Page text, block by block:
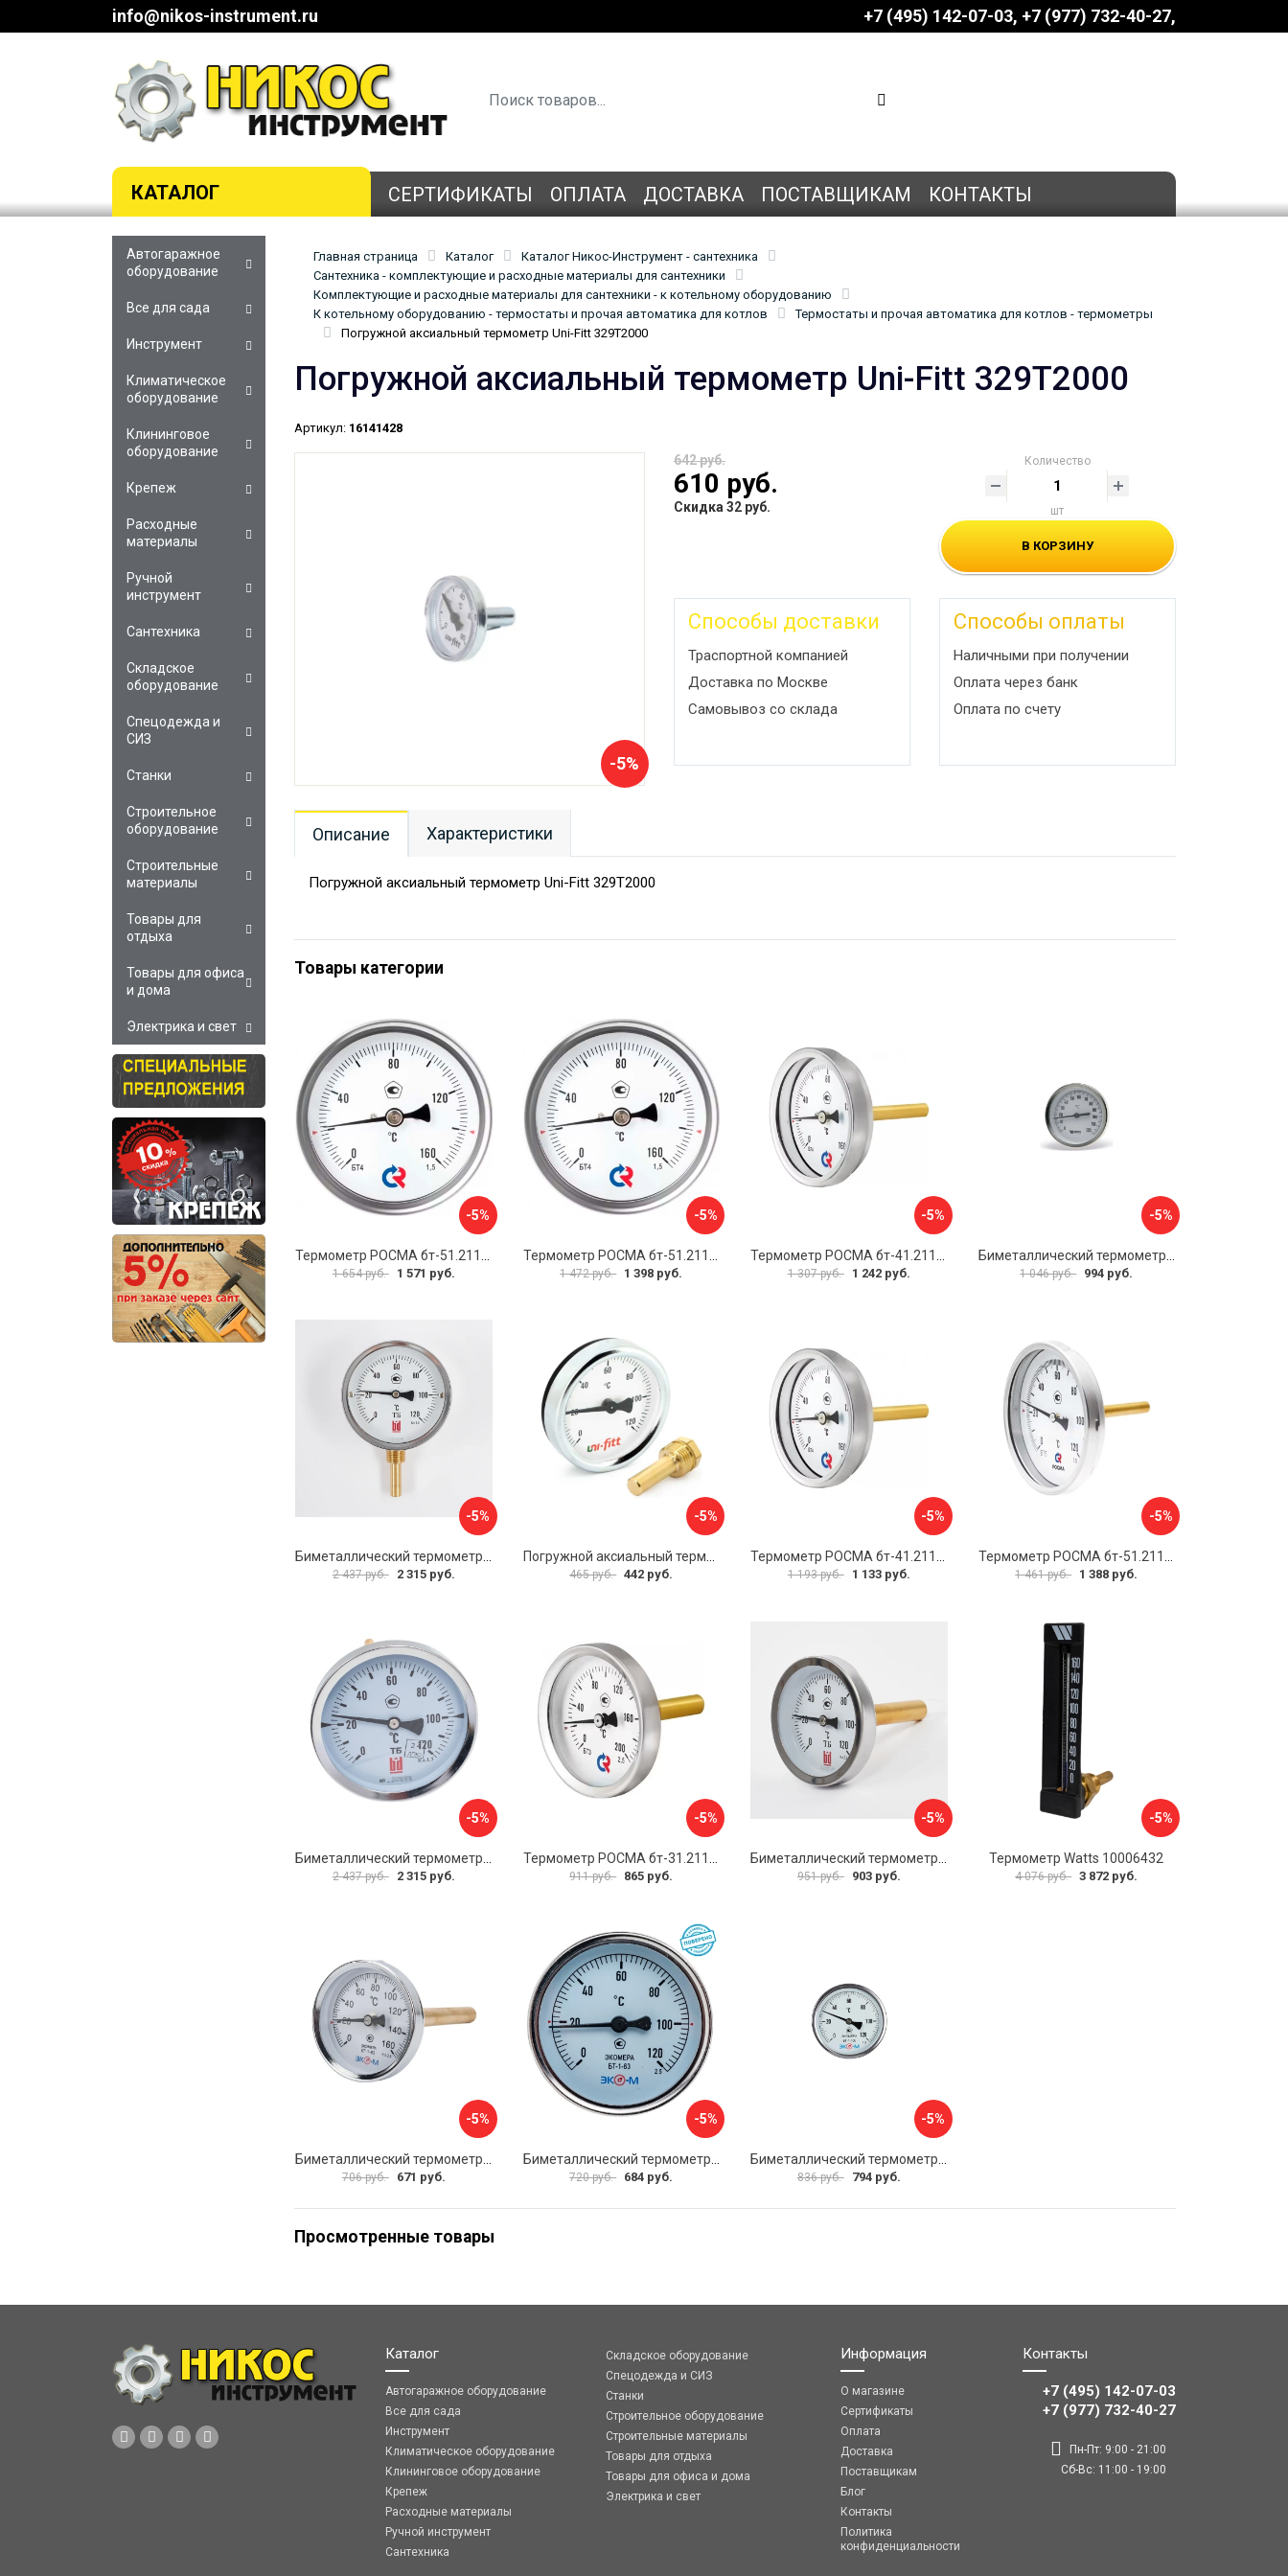
info@nikos-instrument.ru +7 (495) 142-07-03 ‎‎+7 (977) 732-40-27
КАТАЛОГ СЕРТИФИКАТЫ ОПЛАТА ДОСТАВКА ПОСТАВЩИКАМ КОНТАКТЫ
Главная страница Каталог
Каталог Никос-Инструмент - сантехника
Сантехника - комплектующие и расходные материалы для сантехники
Комплектующие и расходные материалы для сантехники - к котельному оборудованию
К котельному оборудованию - термостаты и прочая автоматика для котлов
Термостаты и прочая автоматика для котлов - термометры
Погружной аксиальный термометр Uni-Fitt 329T2000
Погружной аксиальный термометр Uni-Fitt 329T2000
Артикул: 16141428
-5%
642 руб.
610 руб.
Скидка 32 руб.
Количество
шт
В КОРЗИНУ
Способы доставки
Траспортной компанией
Доставка по Москве
Самовывоз со склада
Способы оплаты
Наличными при получении
Оплата через банк
Оплата по счету
Описание Характеристики
Погружной аксиальный термометр Uni-Fitt 329T2000
Товары категории
-5%
1 654 руб. 1 571 руб.
-5%
1 472 руб. 1 398 руб.
-5%
1 307 руб. 1 242 руб.
-5%
1 046 руб. 994 руб.
-5%
Биметаллический термометр BD ТБ 100Р/100 1161001001
2 437 руб. 2 315 руб.
-5%
Погружной аксиальный термометр Uni-Fitt 321D4232
465 руб. 442 руб.
-5%
Термометр РОСМА бт-41.211 D070-00936
1 193 руб. 1 133 руб.
-5%
Термометр РОСМА бт-51.211 D070-00940
1 461 руб. 1 388 руб.
-5%
2 437 руб. 2 315 руб.
-5%
911 руб. 865 руб.
-5%
951 руб. 903 руб.
-5%
Термометр Watts 10006432
4 076 руб. 3 872 руб.
-5%
706 руб. 671 руб.
-5%
720 руб. 684 руб.
-5%
836 руб. 794 руб.
Просмотренные товары
Автогаражное
оборудование
Все для сада
Инструмент
Климатическое
оборудование
Клининговое
оборудование
Крепеж
Расходные
материалы
Ручной
инструмент
Сантехника
Складское
оборудование
Спецодежда и
СИЗ
Станки
Строительное
оборудование
Строительные
материалы
Товары для
отдыха
Товары для офиса
и дома
Электрика и свет
Каталог
Автогаражное оборудование
Все для сада
Инструмент
Климатическое оборудование
Клининговое оборудование
Крепеж
Расходные материалы
Ручной инструмент
Сантехника
Складское оборудование
Спецодежда и СИЗ
Станки
Строительное оборудование
Строительные материалы
Товары для отдыха
Товары для офиса и дома
Электрика и свет
Информация
О магазине
Сертификаты
Оплата
Доставка
Поставщикам
Блог
Контакты
Политика
конфиденциальности
Контакты
+7 (495) 142-07-03
‎‎+7 (977) 732-40-27
Пн-Пт: 9:00 - 21:00
Сб-Вс: 11:00 - 19:00